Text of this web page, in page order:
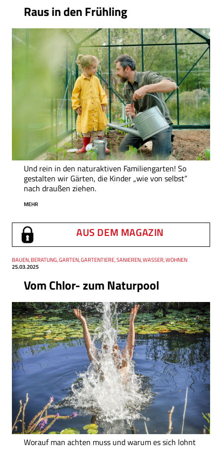
Raus in den Frühling
Und rein in den naturaktiven Familiengarten! So
gestalten wir Gärten, die Kinder „wie von selbst“
nach draußen ziehen.
MEHR
AUS DEM MAGAZIN
Vom Chlor- zum Naturpool
Thema
BAUEN, BERATUNG, GARTEN, GARTENTIERE, SANIEREN, WASSER, WOHNEN
Datum
25.03.2025
Worauf man achten muss und warum es sich lohnt